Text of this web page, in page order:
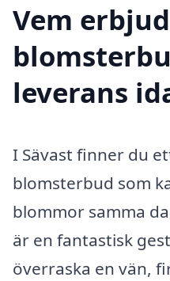
Vem
leverans
I Sävast finner du
blomsterbud som
blommor samma
är en fantastisk
överraska en vän,